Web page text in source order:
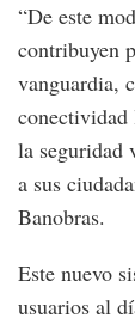
“De este
contribuyen
vanguardia,
conectividad
la seguridad
a sus
Banobras.
Este nuevo
usuarios al